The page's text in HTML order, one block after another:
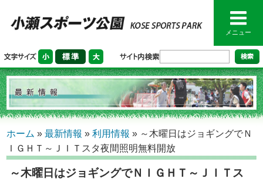
メニュー
ホーム »最新情報 »利用情報 » ～木曜日はジョギングでＮ
ＩＧＨＴ～ＪＩＴスタ夜間照明無料開放
～木曜日はジョギングでＮＩＧＨＴ～ＪＩＴス